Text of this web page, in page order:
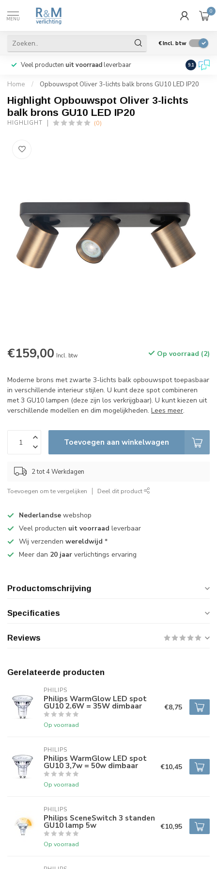
MENU
0
€Incl. btw
Veel producten uit voorraadleverbaar Wij
9.1
Home / Opbouwspot Oliver 3-lichts balk brons GU10 LED IP20
Highlight Opbouwspot Oliver 3-lichts
balk brons GU10 LED IP20
HIGHLIGHT (0)
€159,00 Incl. btw Op voorraad (2)
Moderne brons met zwarte 3-lichts balk opbouwspot toepasbaar
in verschillende interieur stijlen. U kunt deze spot combineren
met 3 GU10 lampen (deze zijn los verkrijgbaar). U kunt kiezen uit
verschillende modellen en dim mogelijkheden. Lees meer.
Toevoegen aan winkelwagen
2 tot 4 Werkdagen
Toevoegen om te vergelijken Deel dit product
Nederlandse webshop
Veel producten uit voorraad leverbaar
Wij verzenden wereldwijd *
Meer dan 20 jaar verlichtings ervaring
Productomschrijving
Specificaties
Reviews
Gerelateerde producten
PHILIPS
Philips WarmGlow LED spot
GU10 2.6W = 35W dimbaar
Op voorraad
€8,75
PHILIPS
Philips WarmGlow LED spot
GU10 3,7w = 50w dimbaar
Op voorraad
€10,45
PHILIPS
Philips SceneSwitch 3 standen
GU10 lamp 5w
Op voorraad
€10,95